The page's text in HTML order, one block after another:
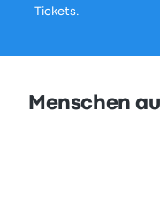
Tickets.
Menschen